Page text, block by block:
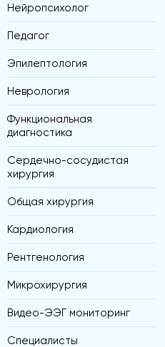
Нейропсихолог
Педагог
Эпилептология
Неврология
Функциональная
диагностика
Сердечно-сосудистая
хирургия
Общая хирургия
Кардиология
Рентгенология
Микрохирургия
Видео-ЭЭГ мониторинг
Специалисты